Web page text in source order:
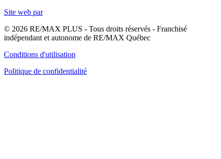
Site web par
© 2026 RE/MAX PLUS - Tous droits réservés - Franchisé
indépendant et autonome de RE/MAX Québec
Conditions d'utilisation
Politique de confidentialité